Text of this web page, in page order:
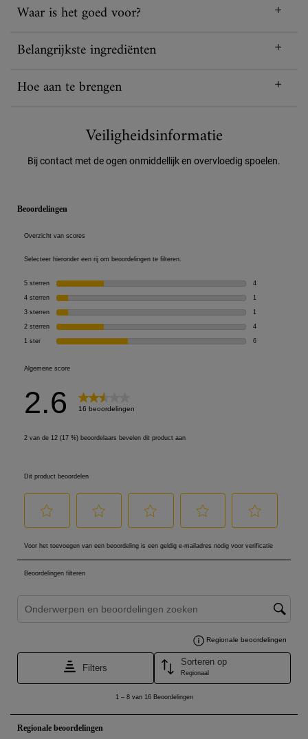
Waar is het goed voor?
Belangrijkste ingrediënten
Hoe aan te brengen
Veiligheidsinformatie
Bij contact met de ogen onmiddellijk en overvloedig spoelen.